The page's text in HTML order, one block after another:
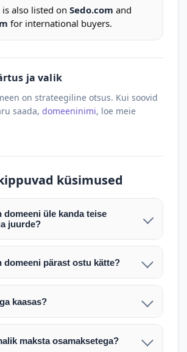
also listed on Sedo.com and
for international buyers.
ja valik
on strateegiline otsus. Kui soovid
saada, domeeninimi, loe meie
küsimused
domeeni üle kanda teise
juurde?
laekumist edastame teile domeeni
Selle abil saate domeeni üle
toimub registripidajate
juhised saadetakse teile e-
tehingu kinnitamist.
domeeni pärast ostu kätte?
väljastame arve.
järel edastame teile domeeni
juurde.
kaasas?
on domeeninime omandiõigus.
ja e-posti teenuseid tuleb tellida
maksta osamaksetega?